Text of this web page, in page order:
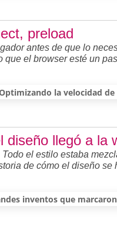
preload
antes de que lo
el browser esté un
la velocidad de
diseño llegó a la
el estilo estaba
de cómo el diseño
inventos que